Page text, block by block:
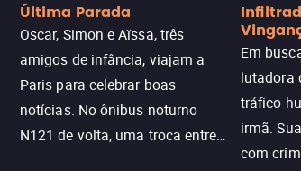
Última Parada
Oscar, Simon e Aïssa, três
amigos de infância, viajam a
Paris para celebrar boas
notícias. No ônibus noturno
N121 de volta, uma troca entre
Em
lutadora
tráfico
irmã.
com